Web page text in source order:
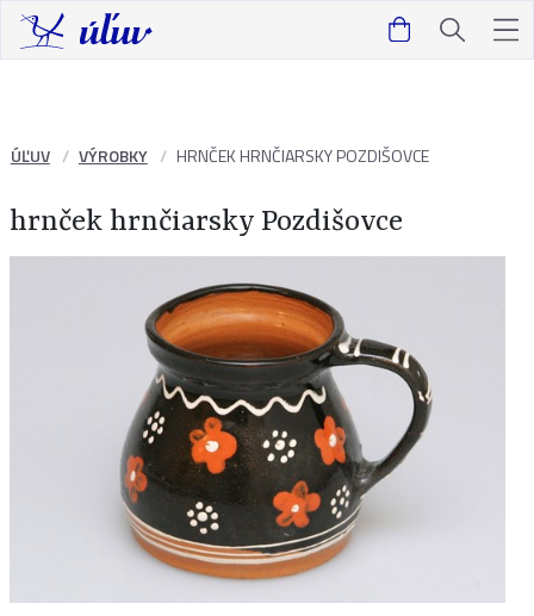
ÚĽUV VÝROBKY HRNČEK HRNČIARSKY POZDIŠOVCE
hrnček hrnčiarsky Pozdišovce